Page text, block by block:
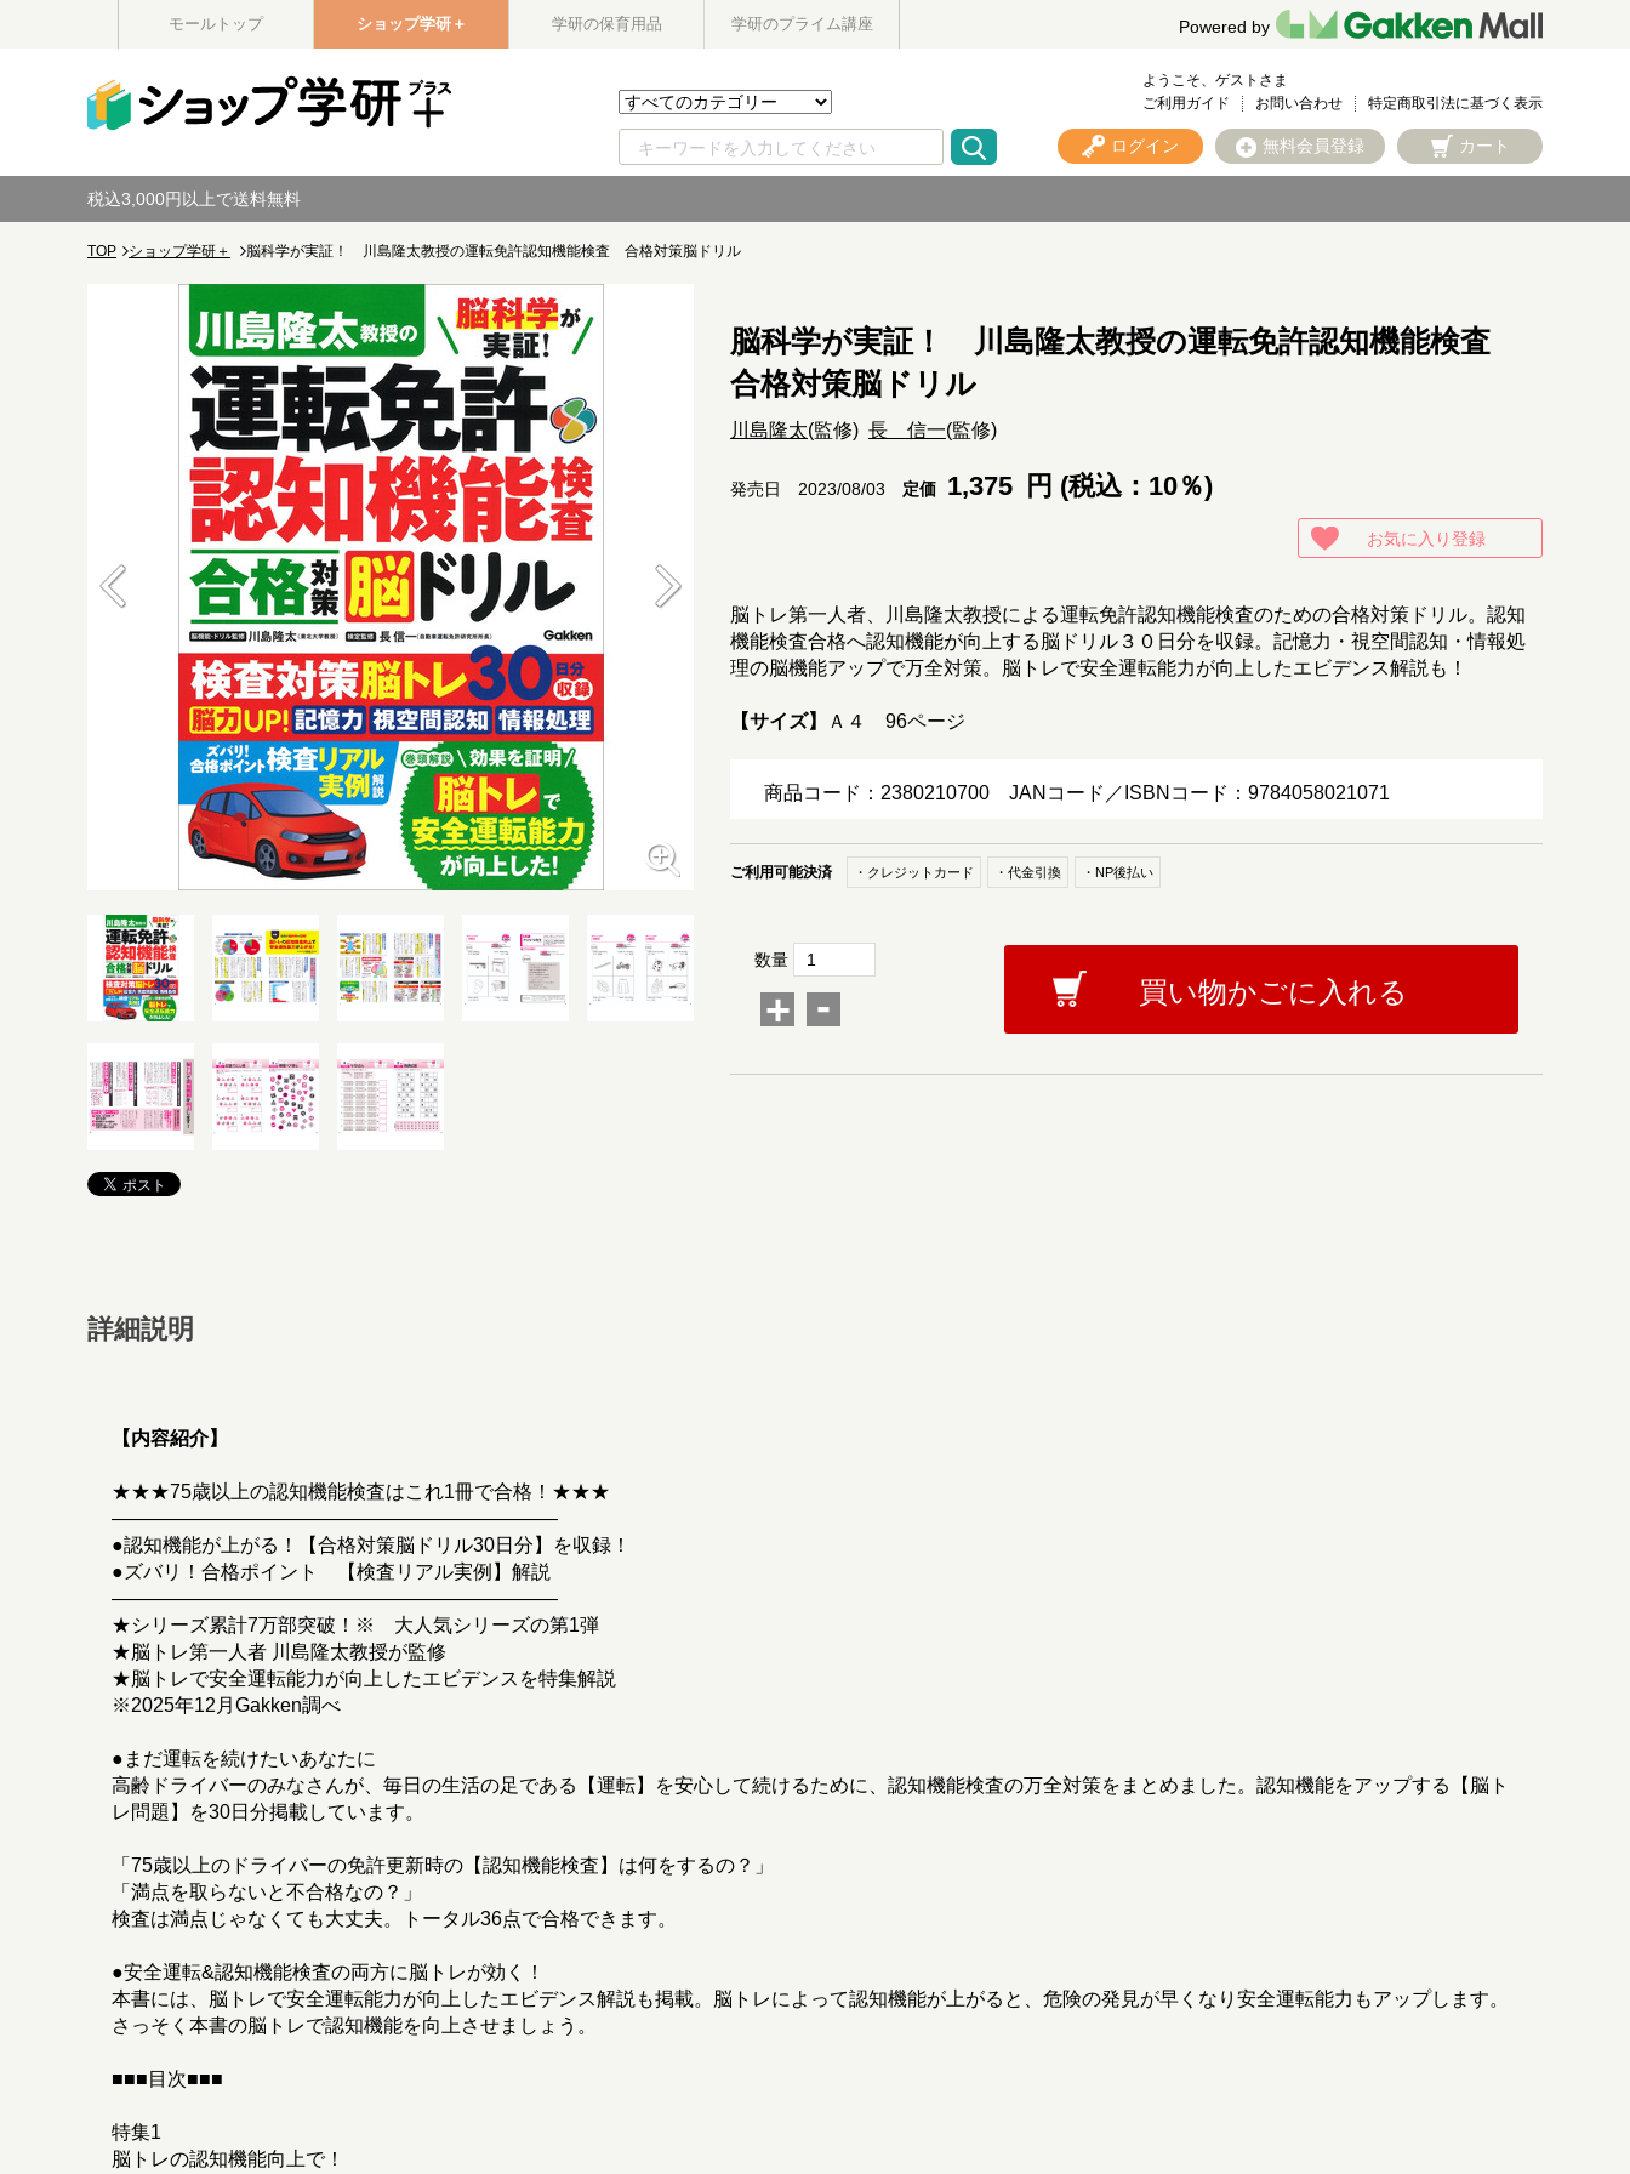
モールトップ ショップ学研＋ 学研の保育用品 学研のプライム講座 Powered by
ようこそ、ゲストさま
ご利用ガイド
お問い合わせ 特定商取引法に基づく表示
ログイン 無料会員登録 カート
税込3,000円以上で送料無料
TOP ショップ学研＋ 脳科学が実証！ 川島隆太教授の運転免許認知機能検査 合格対策脳ドリル
脳科学が実証！ 川島隆太教授の運転免許認知機能検査
合格対策脳ドリル
川島隆太(監修) 長 信一(監修)
発売日 2023/08/03 定価 1,375 円 (税込：10％)
お気に入り登録
脳トレ第一人者、川島隆太教授による運転免許認知機能検査のための合格対策ドリル。認知
機能検査合格へ認知機能が向上する脳ドリル３０日分を収録。記憶力・視空間認知・情報処
理の脳機能アップで万全対策。脳トレで安全運転能力が向上したエビデンス解説も！
【サイズ】 Ａ４ 96ページ
商品コード：2380210700 JANコード／ISBNコード：9784058021071
ご利用可能決済 ・クレジットカード ・代金引換 ・NP後払い
数量
+ - 買い物かごに入れる
詳細説明
【内容紹介】
★★★75歳以上の認知機能検査はこれ1冊で合格！★★★
―――――――――――――――――――――――
●認知機能が上がる！【合格対策脳ドリル30日分】を収録！
●ズバリ！合格ポイント 【検査リアル実例】解説
―――――――――――――――――――――――
★シリーズ累計7万部突破！※ 大人気シリーズの第1弾
★脳トレ第一人者 川島隆太教授が監修
★脳トレで安全運転能力が向上したエビデンスを特集解説
※2025年12月Gakken調べ
●まだ運転を続けたいあなたに
高齢ドライバーのみなさんが、毎日の生活の足である【運転】を安心して続けるために、認知機能検査の万全対策をまとめました。認知機能をアップする【脳ト
レ問題】を30日分掲載しています。
「75歳以上のドライバーの免許更新時の【認知機能検査】は何をするの？」
「満点を取らないと不合格なの？」
検査は満点じゃなくても大丈夫。トータル36点で合格できます。
●安全運転&認知機能検査の両方に脳トレが効く！
本書には、脳トレで安全運転能力が向上したエビデンス解説も掲載。脳トレによって認知機能が上がると、危険の発見が早くなり安全運転能力もアップします。
さっそく本書の脳トレで認知機能を向上させましょう。
■■■目次■■■
特集1
脳トレの認知機能向上で！